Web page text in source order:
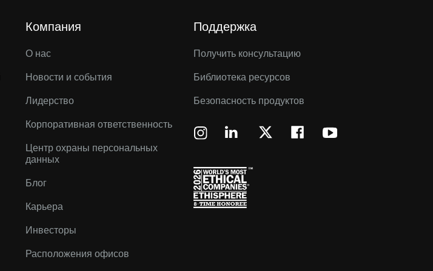
Компания
О нас
Новости и события
Лидерство
Корпоративная ответственность
Центр охраны персональных
данных
Блог
Карьера
Инвесторы
Расположения офисов
Поддержка
Получить консультацию
Библиотека ресурсов
Безопасность продуктов